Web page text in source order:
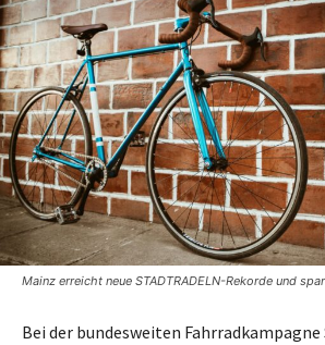
Mainz erreicht neue STADTRADELN-Rekorde und
Bei der bundesweiten Fahrradkampagne